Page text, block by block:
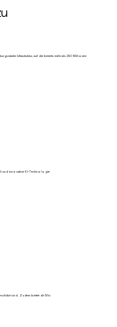
Infrastruktur, auf die bereits mehr als 250 Millionen
und innovative KI-Technologie
sind. Zudem bietet dir Wix